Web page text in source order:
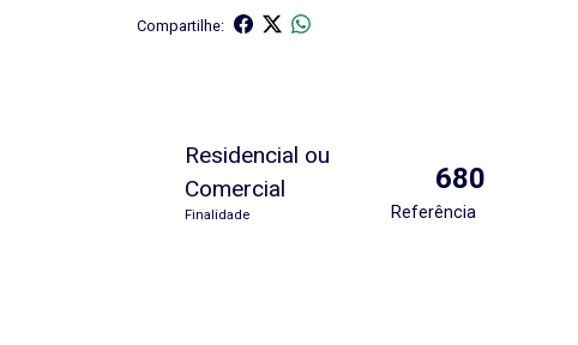
Compartilhe:
Residencial ou
Comercial
Finalidade
680
Referência